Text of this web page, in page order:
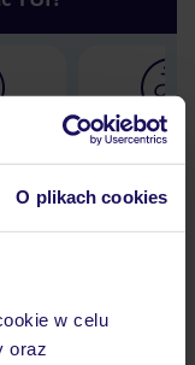
O plikach cookies
w celu
oraz
30 lat w